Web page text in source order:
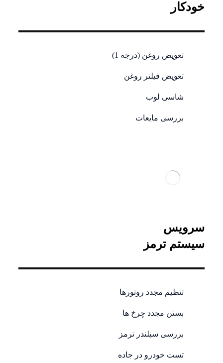
خودکار
تعویض روغن (درجه 1)
تعویض فیلتر روغن
شاسی لوب
بررسی مایعات
سرویس
سیستم ترمز
تنظیم مجدد روتورها
بستن مجدد چرخ ها
بررسی سیلندر ترمز
تست خودرو در جاده